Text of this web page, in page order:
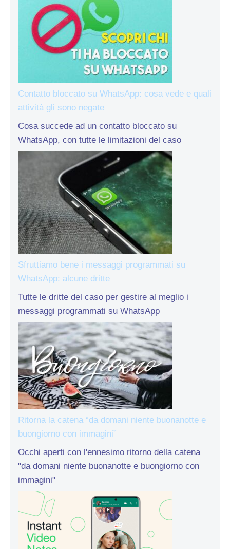
Contatto bloccato su WhatsApp: cosa vede e quali
attività gli sono negate
Cosa succede ad un contatto bloccato su
WhatsApp, con tutte le limitazioni del caso
Sfruttiamo bene i messaggi programmati su
WhatsApp: alcune dritte
Tutte le dritte del caso per gestire al meglio i
messaggi programmati su WhatsApp
Ritorna la catena “da domani niente buonanotte e
buongiorno con immagini”
Occhi aperti con l'ennesimo ritorno della catena
"da domani niente buonanotte e buongiorno con
immagini"